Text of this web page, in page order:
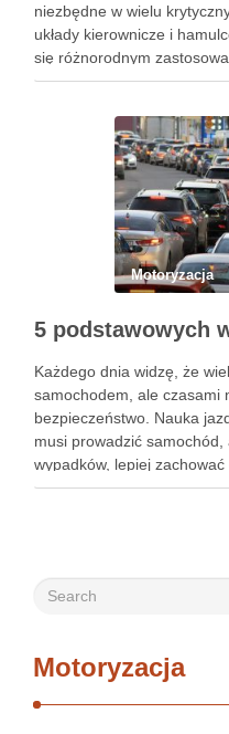
niezbędne w wielu
układy kierownicze i
się różnorodnym
analizując ich kluczowe
Motoryzacja
Każdego dnia widzę, że
samochodem, ale czasami
bezpieczeństwo. Nauka
musi prowadzić
wypadków, lepiej
wskazówki, które sprawią,
Motoryzacja